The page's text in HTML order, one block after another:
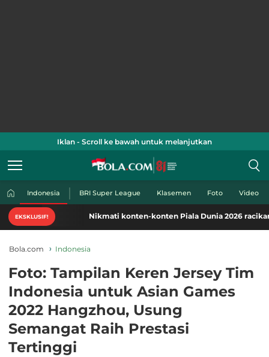
Iklan - Scroll ke bawah untuk melanjutkan
Indonesia BRI Super League Klasemen Foto Video
EKSKLUSIF! Nikmati konten-konten Piala Dunia 2026 racikan
Bola.com Indonesia
Foto: Tampilan Keren Jersey Tim
Indonesia untuk Asian Games
2022 Hangzhou, Usung
Semangat Raih Prestasi
Tertinggi